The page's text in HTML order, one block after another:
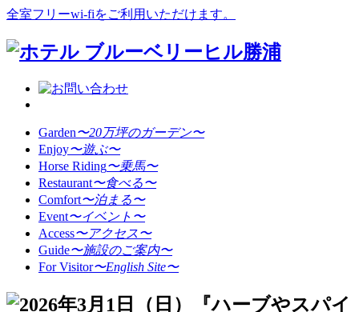
全室フリーwi-fiをご利用いただけます。
Garden〜20万坪のガーデン〜
Enjoy〜遊ぶ〜
Horse Riding〜乗馬〜
Restaurant〜食べる〜
Comfort〜泊まる〜
Event〜イベント〜
Access〜アクセス〜
Guide〜施設のご案内〜
For Visitor〜English Site〜